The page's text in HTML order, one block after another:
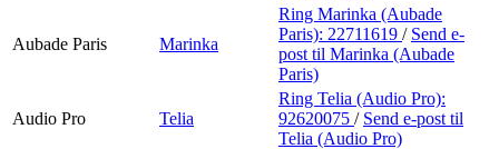
Aubade Paris Marinka
Ring Marinka (Aubade
Paris): 22711619 / Send e-
post til Marinka (Aubade
Paris)
Audio Pro Telia
Ring Telia (Audio Pro):
92620075 / Send e-post til
Telia (Audio Pro)